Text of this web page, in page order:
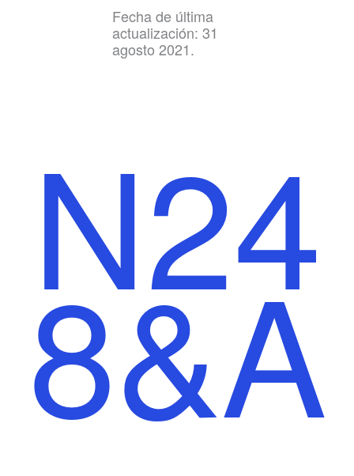
Fecha de última
actualización: 31
agosto 2021.
N24
8&A